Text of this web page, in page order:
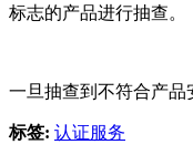
标志的产品进行抽查。
一旦抽查到不符合产品
标签: 认证服务